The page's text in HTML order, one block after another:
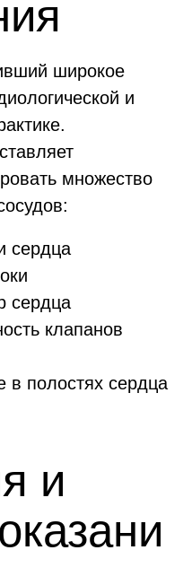
широкое
и
множество
сердца
сердца
клапанов
в полостях сердца
и